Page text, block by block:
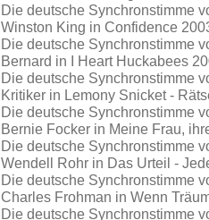
Die deutsche Synchronstimme
Winston King in Confidence
Die deutsche Synchronstimme
Bernard in I Heart Huckabees
Die deutsche Synchronstimme
Kritiker in Lemony Snicket -
Die deutsche Synchronstimme
Bernie Focker in Meine Frau,
Die deutsche Synchronstimme
Wendell Rohr in Das Urteil -
Die deutsche Synchronstimme
Charles Frohman in Wenn
Die deutsche Synchronstimme